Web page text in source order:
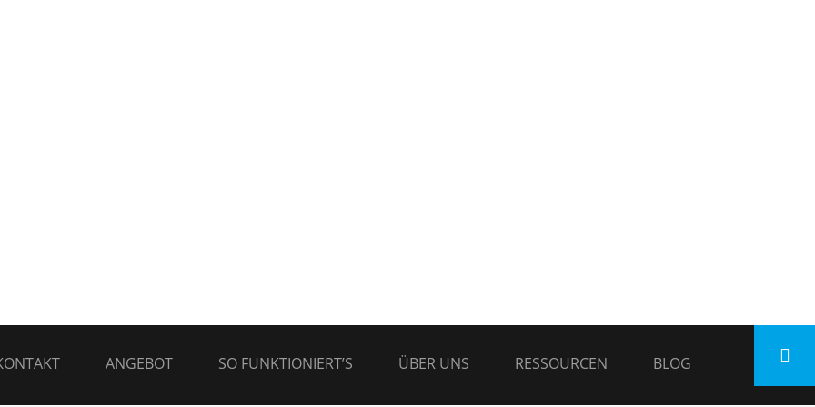
ANGEBOT SO FUNKTIONIERT’S ÜBER UNS RESSOURCEN BLOG